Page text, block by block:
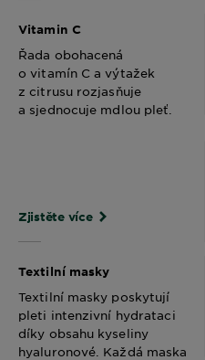
Vitamin C
Řada obohacená
o vitamín C a výtažek
z citrusu rozjasňuje
a sjednocuje mdlou pleť.
Zjistěte více
Textilní masky
Textilní masky poskytují
pleti intenzivní hydrataci
díky obsahu kyseliny
hyaluronové. Každá maska